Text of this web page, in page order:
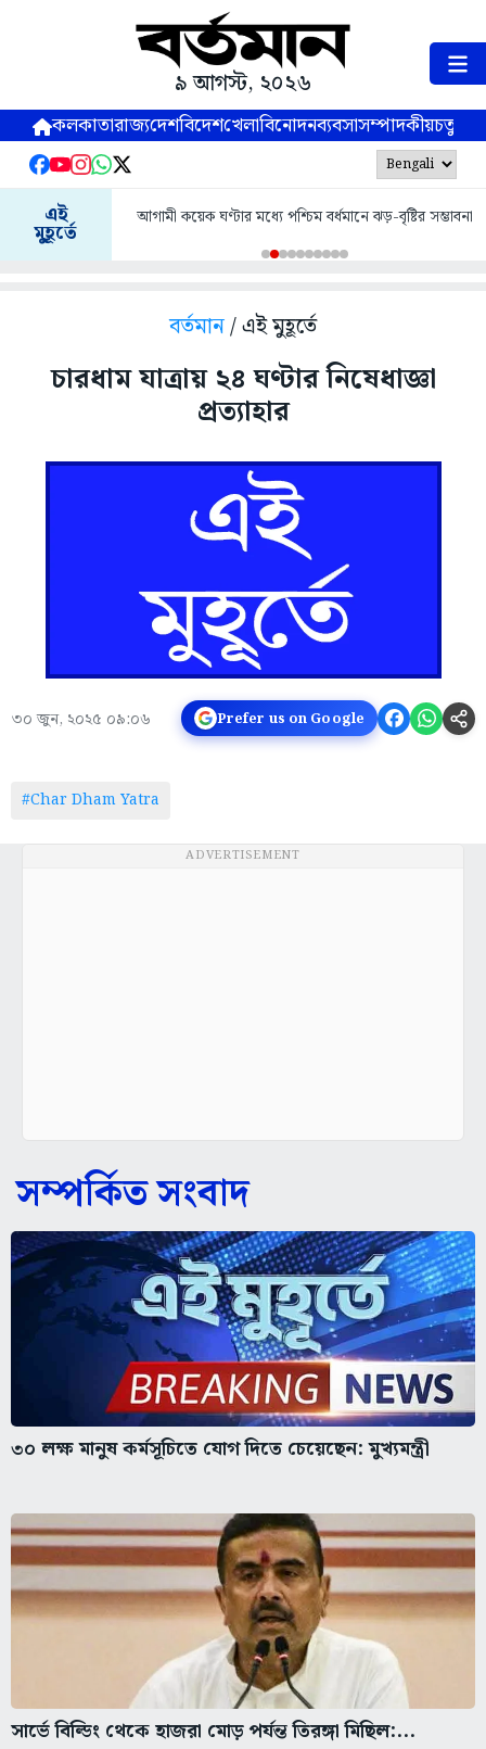
৯ আগস্ট, ২০২৬
কলকাতারাজ্যদেশবিদেশখেলাবিনোদনব্যবসাসম্পাদকীয়
এই
মুহূর্তে
আগামী কয়েক ঘণ্টার মধ্যে পশ্চিম বর্ধমানে ঝড়-বৃষ্টির সম্ভাবনা
বর্তমান/ এই মুহূর্তে
চারধাম যাত্রায় ২৪ ঘণ্টার নিষেধাজ্ঞা
প্রত্যাহার
৩০ জুন, ২০২৫ ০৯:০৬ Prefer us on Google
#Char Dham Yatra
ADVERTISEMENT
সম্পর্কিত সংবাদ
৩০ লক্ষ মানুষ কর্মসূচিতে যোগ দিতে চেয়েছেন: মুখ্যমন্ত্রী
সার্ভে বিল্ডিং থেকে হাজরা মোড় পর্যন্ত তিরঙ্গা মিছিল:...